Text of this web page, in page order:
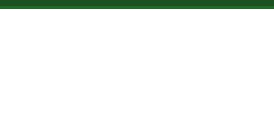
Skip to main content